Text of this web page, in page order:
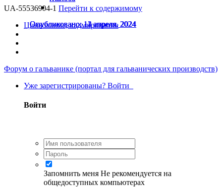
UA-55536904-1 Перейти к содержимому
Цинкование, кадмирование
Форум о гальванике (портал для гальванических производств)
Уже зарегистрированы? Войти
Войти
Запомнить меня Не рекомендуется на
общедоступных компьютерах
Опубликовано:11 апреля, 2024
Опубликовано:12 апреля, 2024
Опубликовано:14 апреля, 2024